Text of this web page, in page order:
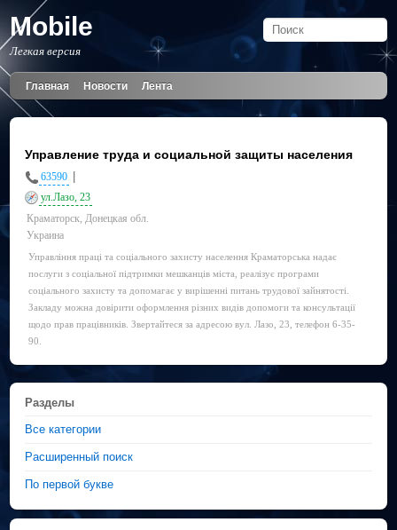
Mobile
Легкая версия
Главная Новости Лента
Управление труда и социальной защиты населения
63590
ул.Лазо, 23
Краматорск, Донецкая обл.
Украина
Управління праці та соціального захисту населення Краматорська надає
послуги з соціальної підтримки мешканців міста, реалізує програми
соціального захисту та допомагає у вирішенні питань трудової зайнятості.
Закладу можна довірити оформлення різних видів допомоги та консультації
щодо прав працівників. Звертайтеся за адресою вул. Лазо, 23, телефон 6-35-
90.
Разделы
Все категории
Расширенный поиск
По первой букве